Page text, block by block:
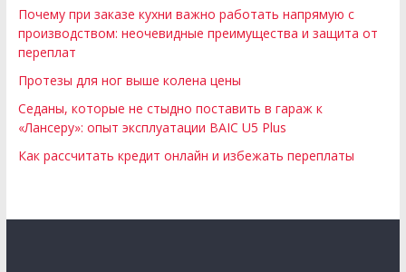
Почему при заказе кухни важно работать напрямую с
производством: неочевидные преимущества и защита от
переплат
Протезы для ног выше колена цены
Седаны, которые не стыдно поставить в гараж к
«Лансеру»: опыт эксплуатации BAIC U5 Plus
Как рассчитать кредит онлайн и избежать переплаты